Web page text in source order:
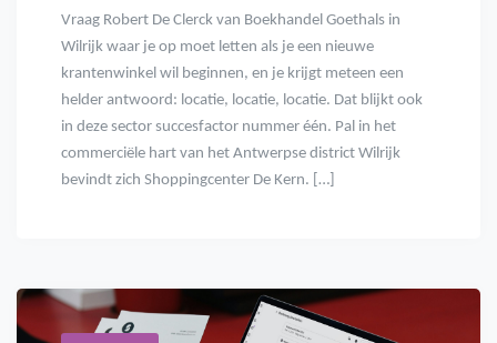
Vraag Robert De Clerck van Boekhandel Goethals in
Wilrijk waar je op moet letten als je een nieuwe
krantenwinkel wil beginnen, en je krijgt meteen een
helder antwoord: locatie, locatie, locatie. Dat blijkt ook
in deze sector succesfactor nummer één. Pal in het
commerciële hart van het Antwerpse district Wilrijk
bevindt zich Shoppingcenter De Kern. […]